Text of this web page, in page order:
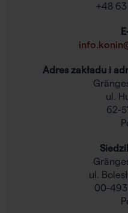
+48
Adres zakładu i
ul.
62-
ul.
00-493